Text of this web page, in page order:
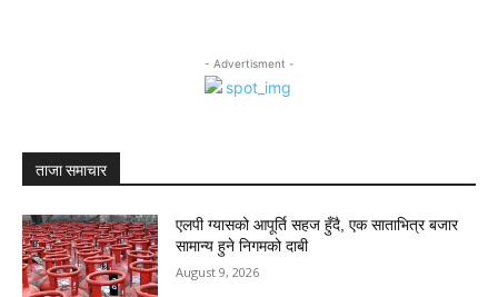
- Advertisment -
ताजा समाचार
एलपी ग्यासको आपूर्ति सहज हुँदै, एक साताभित्र बजार
सामान्य हुने निगमको दाबी
August 9, 2026